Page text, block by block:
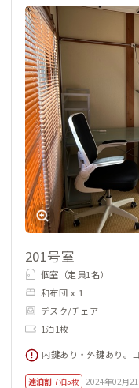
201号室
個室（定員1名）
和布団 x 1
デスク/チェア
1泊1枚
内鍵あり・外鍵あり。
連泊割 7泊5枚 2024年02月